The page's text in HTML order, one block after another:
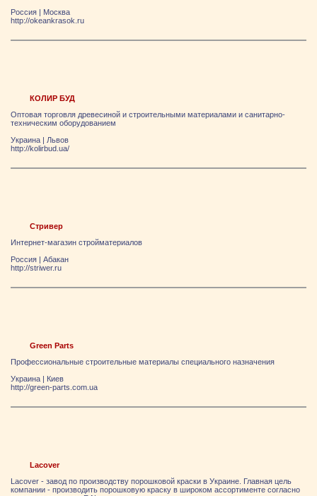
Россия | Москва
http://okeankrasok.ru
КОЛИР БУД
Оптовая торговля древесиной и строительными материалами и санитарно-
техническим оборудованием
Украина | Львов
http://kolirbud.ua/
Стривер
Интернет-магазин стройматериалов
Россия | Абакан
http://striwer.ru
Green Parts
Профессиональные строительные материалы специального назначения
Украина | Киев
http://green-parts.com.ua
Lacover
Lacover - завод по производству порошковой краски в Украине. Главная цель
компании - производить порошковую краску в широком ассортименте согласно